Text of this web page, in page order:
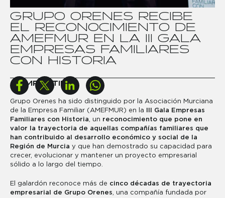
G RU PO OREN ES RECI B E
EL RECON OCI M I EN TO DE
A M EFM U R EN L A I I I G A L
A
EM PRES A S FA M I L I A RES
CON H I S TORI A
COMPARTIR
Grupo Orenes ha sido distinguido por la Asociación Murciana
de la Empresa Familiar (AMEFMUR) en la
III Gala Empresas
Familiares con Historia, un reconocimiento que pone en
valor la trayectoria de aquellas compañías familiares que
han contribuido al desarrollo económico y social de la
Región de Murcia y que han demostrado su capacidad para
crecer, evolucionar y mantener un proyecto empresarial
sólido a lo largo del tiempo.
El galardón reconoce más de cinco décadas de trayectoria
empresarial de Grupo Orenes , una compañía fundada por